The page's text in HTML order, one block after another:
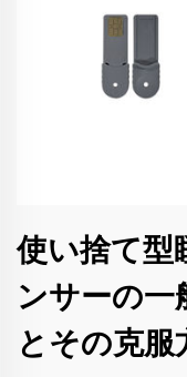
使い捨て型
ンサーの
とその克服